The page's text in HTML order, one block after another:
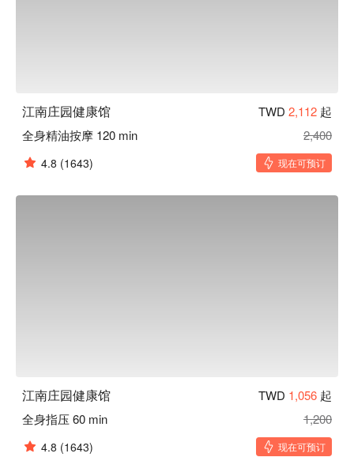
江南庄园健康馆 TWD 2,112 起
全身精油按摩 120 min
2,400
4.8 (1643) 现在可预订
江南庄园健康馆 TWD 1,056 起
全身指压 60 min
1,200
4.8 (1643) 现在可预订